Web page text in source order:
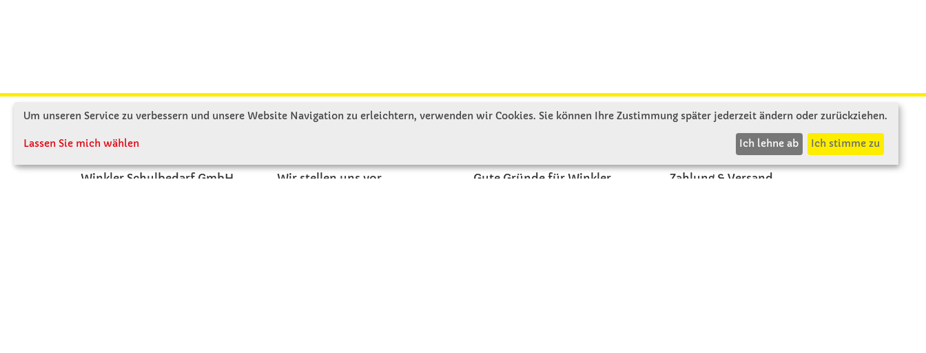
KONTAKT
Winkler Schulbedarf GmbH
Wir stellen uns vor
Gute Gründe für Winkler
Zahlung & Versand
Um unseren Service zu verbessern und unsere Website Navigation zu erleichtern, verwenden wir Cookies. Sie können Ihre Zustimmung später jederzeit ändern oder zurückziehen.
Lassen Sie mich wählen Ich lehne ab Ich stimme zu